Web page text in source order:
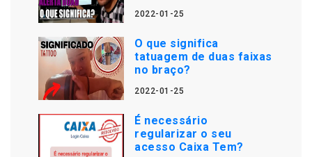
2022-01-25
O que significa
tatuagem de duas faixas
no braço?
2022-01-25
É necessário
regularizar o seu
acesso Caixa Tem?